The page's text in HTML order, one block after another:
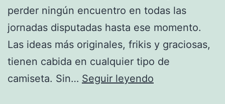
perder ningún encuentro en todas las
jornadas disputadas hasta ese momento.
Las ideas más originales, frikis y graciosas,
tienen cabida en cualquier tipo de
camiseta. Sin… Seguir leyendo